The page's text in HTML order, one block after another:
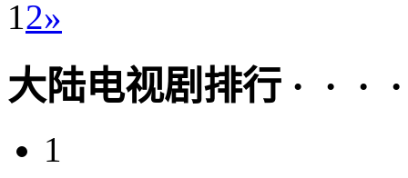
1 2»
大陆电视剧排行 · · ·
1